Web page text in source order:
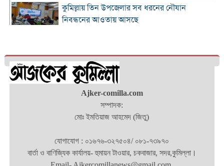
কুমিল্লায় তিন উপজেলার সব ধরনের নৌযান
নিবন্ধনের আওতায় আসছে
দাউদকান্দিতে ৫২ কেজি গাঁজাসহ প্রাইভেট কার জব্দ,
আটক ১
কুমিল্লার ৫ হাসপাতাল-ডায়াগনস্টিক সাময়িকভাবে
জুলাই গণ-অভ্যুত্থান দিবস উপলক্ষে নোবিপ্রবিতে
ব্রাহ্মণবাড়িয়ায় ট্রাকের ধাক্কায় সৌদি প্রবাসীর মৃত্যু
Ajker-comilla.com
সম্পাদক:
মোঃ ইমতিয়াজ আহমেদ (জিতু)
যোগাযোগ : ০১৬৭৬-৩২৭৫০৪/ ০৮১-৭৩৯৭০
বার্তা ও বাণিজ্যিক কার্যালয়- হুমায়ন টাওয়ার, চকবাজার, সদর,কুমিল্লা।